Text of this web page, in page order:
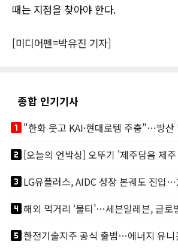
때는 지점을 찾아야 한다.
[미디어펜=박유진 기자]
종합 인기기사
looks_one"한화 웃고 KAI·현대로템 주춤"…방산
looks_two
looks_3
looks_4
looks_5한전기술지주 공식 출범…에너지 유니